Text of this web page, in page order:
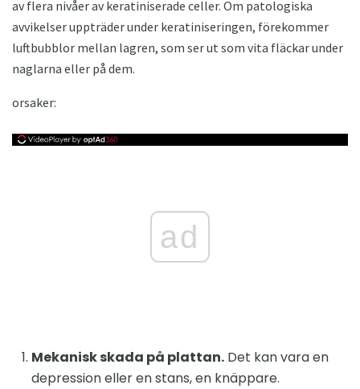
av flera nivåer av keratiniserade celler. Om patologiska
avvikelser uppträder under keratiniseringen, förekommer
luftbubblor mellan lagren, som ser ut som vita fläckar under
naglarna eller på dem.
orsaker:
ad
Mekanisk skada på plattan. Det kan vara en
depression eller en stans, en knäppare.